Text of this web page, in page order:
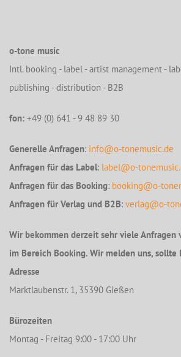
o-tone music
Intl. booking - label - artist management -
publishing - distribution - B2B
fon: +49 (0) 641 - 9 48 89 30
Generelle Anfragen: info@o-tonemusic.de
Anfragen für das Label: label@o-
Anfragen für das Booking: booking@o-
Anfragen für Verlag und B2B: verlag@o-
Wir bekommen derzeit sehr viele Anfragen
im Bereich Booking. Wir melden uns, sollte
Adresse
Marktlaubenstr. 1, 35390 Gießen
Bürozeiten
Montag - Freitag 9:00 - 17:00 Uhr